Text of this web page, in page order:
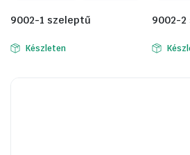
9002-1 szeleptű
Készleten
9002-